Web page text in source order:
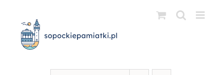
zawartości